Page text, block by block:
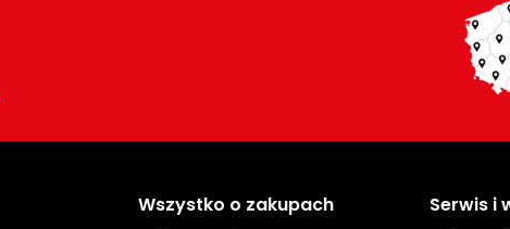
Wszystko o zakupach Serwis i